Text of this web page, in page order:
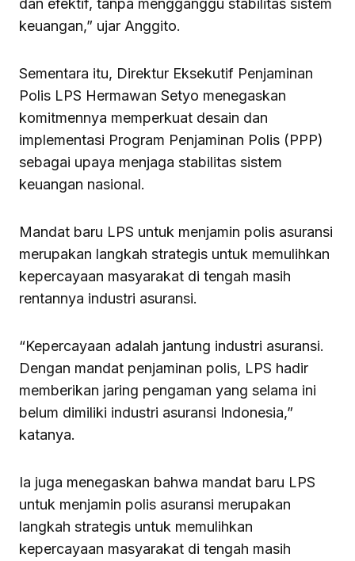
dan efektif, tanpa mengganggu stabilitas sistem
keuangan,” ujar Anggito.
Sementara itu, Direktur Eksekutif Penjaminan
Polis LPS Hermawan Setyo menegaskan
komitmennya memperkuat desain dan
implementasi Program Penjaminan Polis (PPP)
sebagai upaya menjaga stabilitas sistem
keuangan nasional.
Mandat baru LPS untuk menjamin polis asuransi
merupakan langkah strategis untuk memulihkan
kepercayaan masyarakat di tengah masih
rentannya industri asuransi.
“Kepercayaan adalah jantung industri asuransi.
Dengan mandat penjaminan polis, LPS hadir
memberikan jaring pengaman yang selama ini
belum dimiliki industri asuransi Indonesia,”
katanya.
Ia juga menegaskan bahwa mandat baru LPS
untuk menjamin polis asuransi merupakan
langkah strategis untuk memulihkan
kepercayaan masyarakat di tengah masih